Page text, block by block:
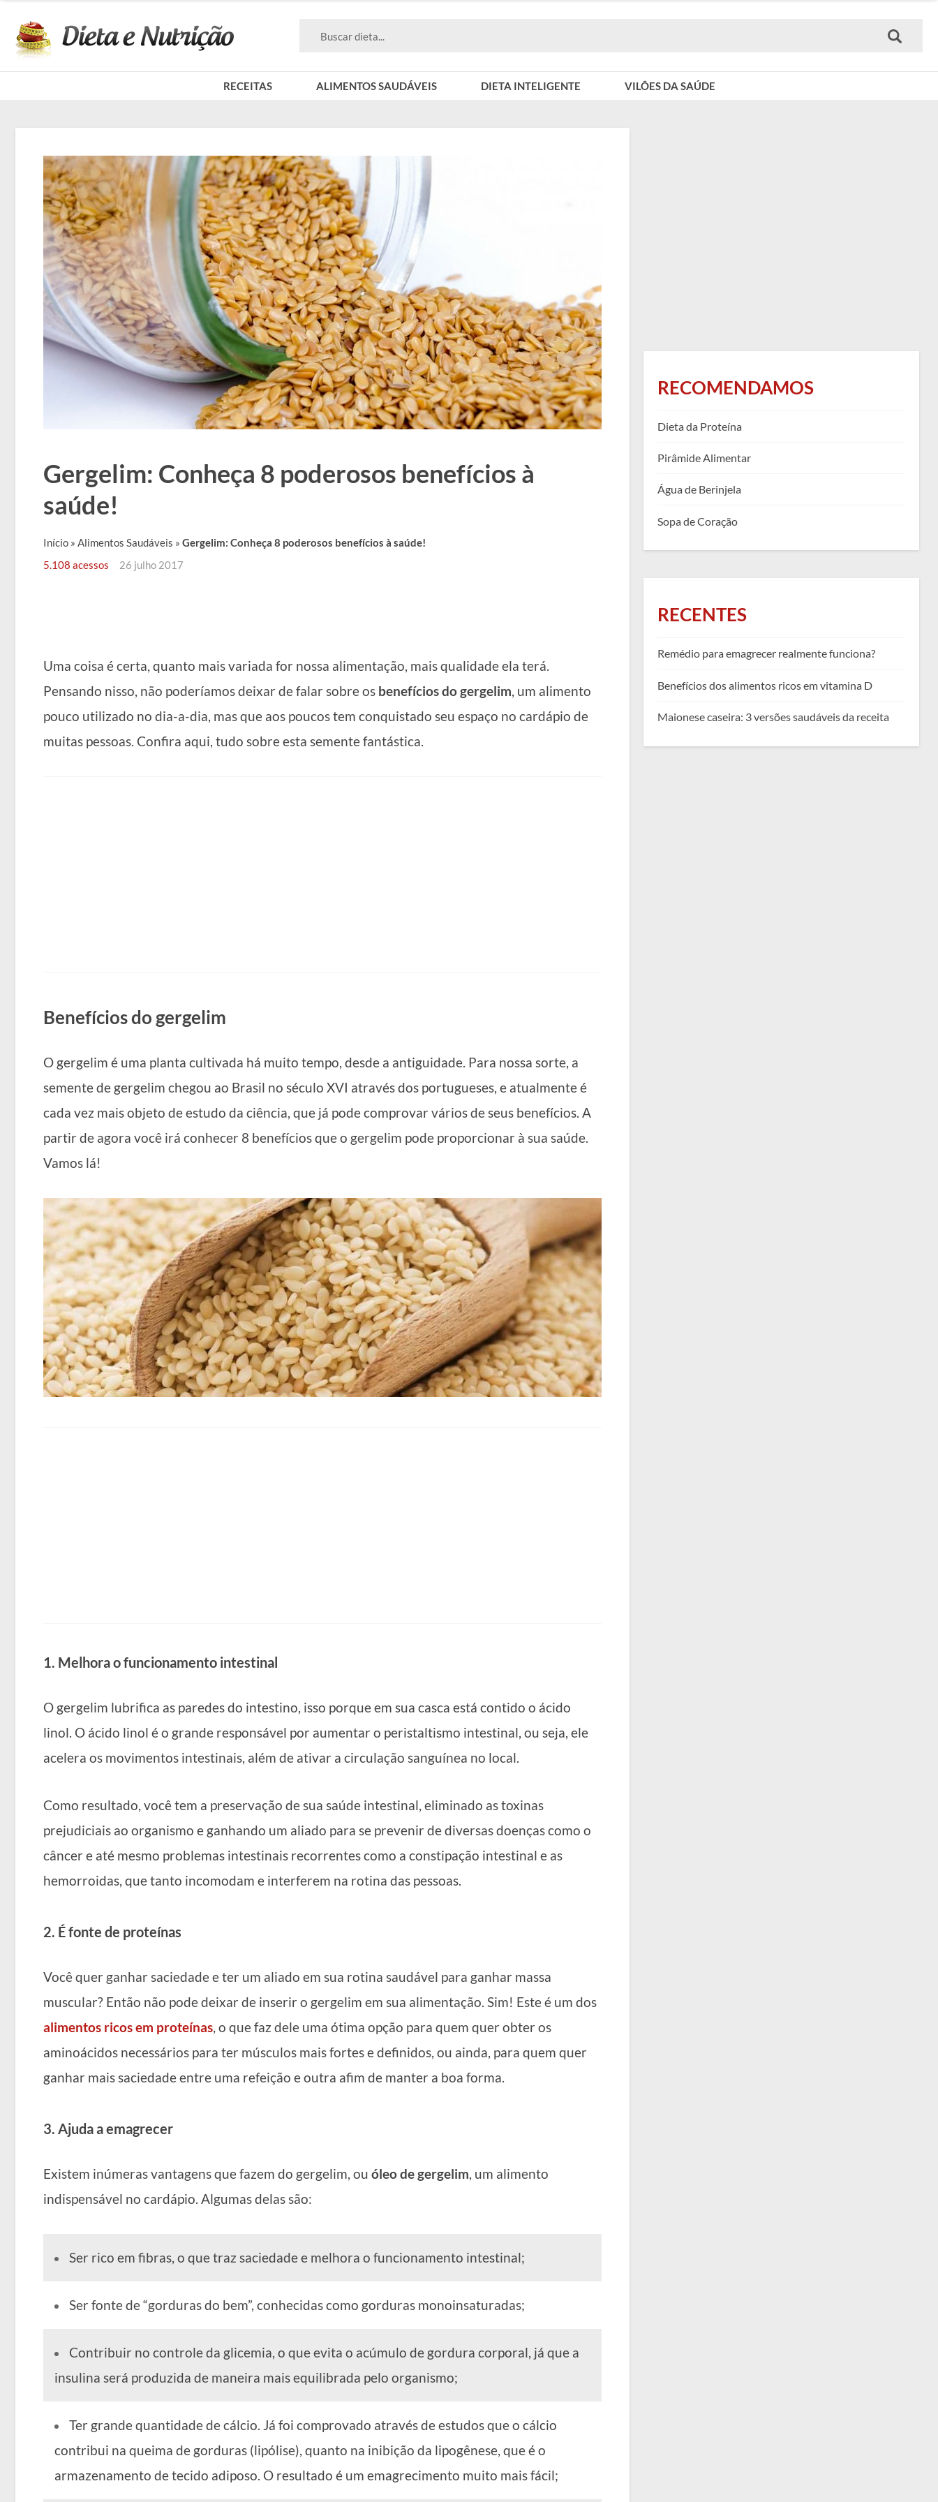
RECEITAS ALIMENTOS SAUDÁVEIS DIETA INTELIGENTE VILÕES DA SAÚDE
Gergelim: Conheça 8 poderosos benefícios à
saúde!
Início » Alimentos Saudáveis » Gergelim: Conheça 8 poderosos benefícios à saúde!
5.108 acessos
26 julho 2017
Uma coisa é certa, quanto mais variada for nossa alimentação, mais qualidade ela terá.
Pensando nisso, não poderíamos deixar de falar sobre os benefícios do gergelim, um alimento
pouco utilizado no dia-a-dia, mas que aos poucos tem conquistado seu espaço no cardápio de
muitas pessoas. Confira aqui, tudo sobre esta semente fantástica.
Benefícios do gergelim
O gergelim é uma planta cultivada há muito tempo, desde a antiguidade. Para nossa sorte, a
semente de gergelim chegou ao Brasil no século XVI através dos portugueses, e atualmente é
cada vez mais objeto de estudo da ciência, que já pode comprovar vários de seus benefícios. A
partir de agora você irá conhecer 8 benefícios que o gergelim pode proporcionar à sua saúde.
Vamos lá!
1. Melhora o funcionamento intestinal
O gergelim lubrifica as paredes do intestino, isso porque em sua casca está contido o ácido
linol. O ácido linol é o grande responsável por aumentar o peristaltismo intestinal, ou seja, ele
acelera os movimentos intestinais, além de ativar a circulação sanguínea no local.
Como resultado, você tem a preservação de sua saúde intestinal, eliminado as toxinas
prejudiciais ao organismo e ganhando um aliado para se prevenir de diversas doenças como o
câncer e até mesmo problemas intestinais recorrentes como a constipação intestinal e as
hemorroidas, que tanto incomodam e interferem na rotina das pessoas.
2. É fonte de proteínas
Você quer ganhar saciedade e ter um aliado em sua rotina saudável para ganhar massa
muscular? Então não pode deixar de inserir o gergelim em sua alimentação. Sim! Este é um dos
alimentos ricos em proteínas, o que faz dele uma ótima opção para quem quer obter os
aminoácidos necessários para ter músculos mais fortes e definidos, ou ainda, para quem quer
ganhar mais saciedade entre uma refeição e outra afim de manter a boa forma.
3. Ajuda a emagrecer
Existem inúmeras vantagens que fazem do gergelim, ou óleo de gergelim, um alimento
indispensável no cardápio. Algumas delas são:
Ser rico em fibras, o que traz saciedade e melhora o funcionamento intestinal;
Ser fonte de “gorduras do bem”, conhecidas como gorduras monoinsaturadas;
Contribuir no controle da glicemia, o que evita o acúmulo de gordura corporal, já que a
insulina será produzida de maneira mais equilibrada pelo organismo;
Ter grande quantidade de cálcio. Já foi comprovado através de estudos que o cálcio
contribui na queima de gorduras (lipólise), quanto na inibição da lipogênese, que é o
armazenamento de tecido adiposo. O resultado é um emagrecimento muito mais fácil;
RECOMENDAMOS
Dieta da Proteína
Pirâmide Alimentar
Água de Berinjela
Sopa de Coração
RECENTES
Remédio para emagrecer realmente funciona?
Benefícios dos alimentos ricos em vitamina D
Maionese caseira: 3 versões saudáveis da receita